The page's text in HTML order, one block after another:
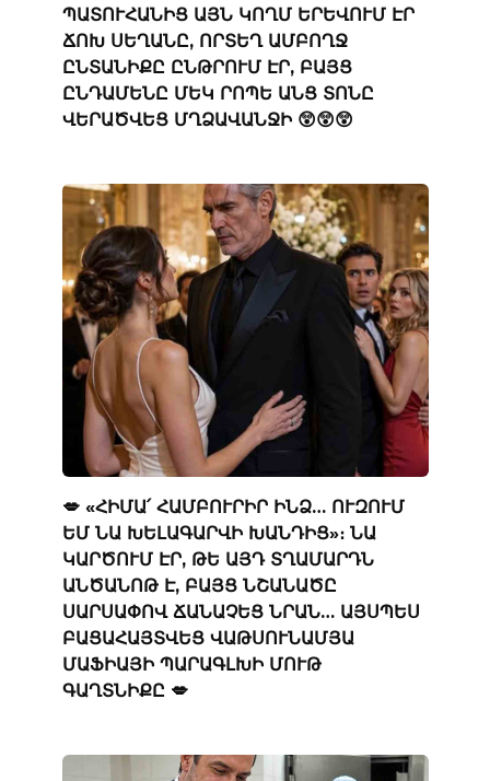
ՊԱՏՈՒՀԱՆԻՑ ԱՅՆ ԿՈՂՄ ԵՐԵՎՈՒՄ ԷՐ
ՃՈԽ ՍԵՂԱՆԸ, ՈՐՏԵՂ ԱՄԲՈՂՋ
ԸՆՏԱՆԻՔԸ ԸՆԹՐՈՒՄ ԷՐ, ԲԱՅՑ
ԸՆԴԱՄԵՆԸ ՄԵԿ ՐՈՊԵ ԱՆՑ ՏՈՆԸ
ՎԵՐԱԾՎԵՑ ՄՂՁԱՎԱՆՋԻ 😲😲😲
💋 «ՀԻՄԱ՛ ՀԱՄԲՈՒՐԻՐ ԻՆՁ… ՈՒԶՈՒՄ
ԵՄ ՆԱ ԽԵԼԱԳԱՐՎԻ ԽԱՆԴԻՑ»։ ՆԱ
ԿԱՐԾՈՒՄ ԷՐ, ԹԵ ԱՅԴ ՏՂԱՄԱՐԴՆ
ԱՆԾԱՆՈԹ Է, ԲԱՅՑ ՆՇԱՆԱԾԸ
ՍԱՐՍԱՓՈՎ ՃԱՆԱՉԵՑ ՆՐԱՆ… ԱՅՍՊԵՍ
ԲԱՑԱՀԱՅՏՎԵՑ ՎԱԹՍՈՒՆԱՄՅԱ
ՄԱՖԻԱՅԻ ՊԱՐԱԳԼԽԻ ՄՈՒԹ
ԳԱՂՏՆԻՔԸ 💋